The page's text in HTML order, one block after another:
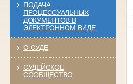
ПОДАЧА
ПРОЦЕССУАЛЬНЫХ
ДОКУМЕНТОВ В
ЭЛЕКТРОННОМ ВИДЕ
О СУДЕ
СУДЕЙСКОЕ
СООБЩЕСТВО